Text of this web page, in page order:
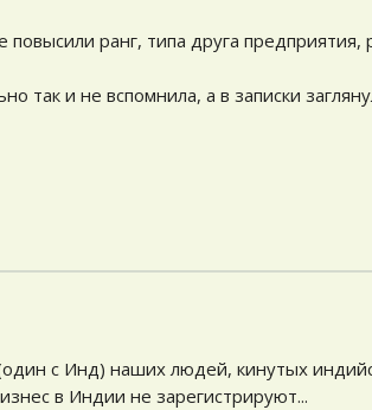
ранг, типа друга предприятия,
так и не вспомнила, а в записки
с Инд) наших людей, кинутых
в Индии не зарегистрируют...